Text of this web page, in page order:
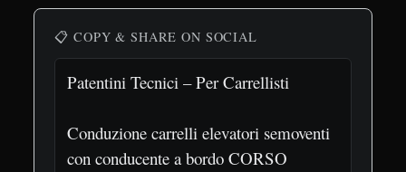
📋 COPY & SHARE ON SOCIAL